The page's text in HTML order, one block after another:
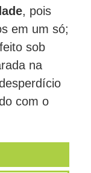
, pois
em um só;
sob
na
com o